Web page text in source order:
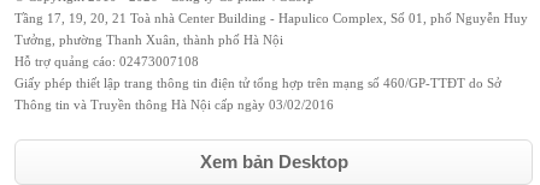
Tầng 17, 19, 20, 21 Toà nhà Center Building - Hapulico Complex, Số 01, phố Nguyễn Huy
Tưởng, phường Thanh Xuân, thành phố Hà Nội
Hỗ trợ quảng cáo: 02473007108
Giấy phép thiết lập trang thông tin điện tử tổng hợp trên mạng số 460/GP-TTĐT do Sở
Thông tin và Truyền thông Hà Nội cấp ngày 03/02/2016
Xem bản Desktop